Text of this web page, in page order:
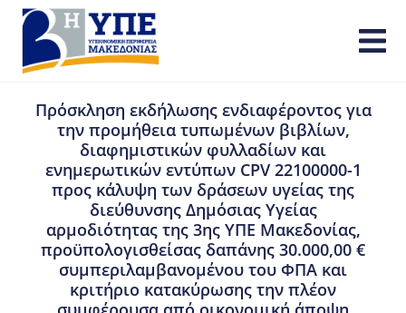
Πρόσκληση εκδήλωσης ενδιαφέροντος για
την προμήθεια τυπωμένων βιβλίων,
διαφημιστικών φυλλαδίων και
ενημερωτικών εντύπων CPV 22100000-1
προς κάλυψη των δράσεων υγείας της
διεύθυνσης Δημόσιας Υγείας
αρμοδιότητας της 3ης ΥΠΕ Μακεδονίας,
προϋπολογισθείσας δαπάνης 30.000,00 €
συμπεριλαμβανομένου του ΦΠΑ και
κριτήριο κατακύρωσης την πλέον